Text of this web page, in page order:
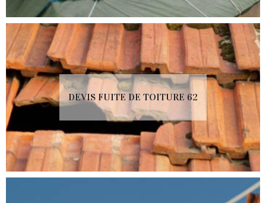
DEVIS FUITE DE TOITURE 62